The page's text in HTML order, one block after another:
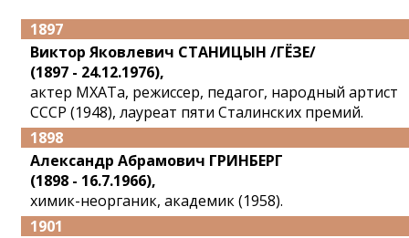
1897
Виктор Яковлевич СТАНИЦЫН /ГЁЗЕ/
(1897 - 24.12.1976),
актер МХАТа, режиссер, педагог, народный артист
СССР (1948), лауреат пяти Сталинских премий.
1898
Александр Абрамович ГРИНБЕРГ
(1898 - 16.7.1966),
химик-неорганик, академик (1958).
1901